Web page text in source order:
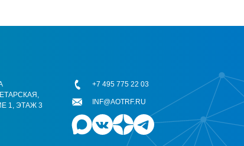
1, ЭТАЖ 3
+7 495 775 22 03
INF@AOTRF.RU